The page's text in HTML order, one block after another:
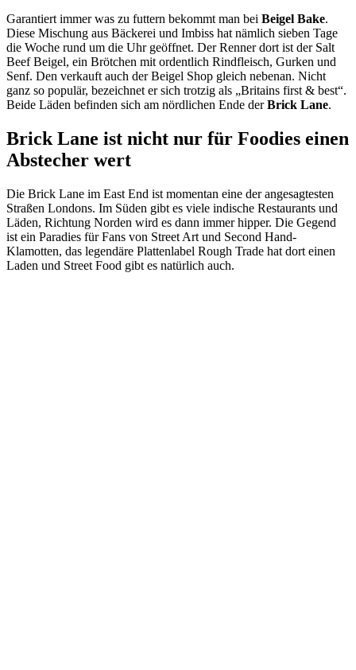
Garantiert immer was zu futtern bekommt man bei Beigel Bake.
Diese Mischung aus Bäckerei und Imbiss hat nämlich sieben Tage
die Woche rund um die Uhr geöffnet. Der Renner dort ist der Salt
Beef Beigel, ein Brötchen mit ordentlich Rindfleisch, Gurken und
Senf. Den verkauft auch der Beigel Shop gleich nebenan. Nicht
ganz so populär, bezeichnet er sich trotzig als „Britains first & best“.
Beide Läden befinden sich am nördlichen Ende derBrick Lane.
Brick Lane ist nicht nur für Foodies einen
Abstecher wert
Die Brick Lane im East End ist momentan eine der angesagtesten
Straßen Londons. Im Süden gibt es viele indische Restaurants und
Läden, Richtung Norden wird es dann immer hipper. Die Gegend
ist ein Paradies für Fans von Street Art und Second Hand-
Klamotten, das legendäre Plattenlabel Rough Trade hat dort einen
Laden und Street Food gibt es natürlich auch.